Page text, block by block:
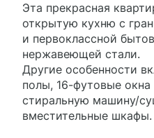
Эта прекрасная
открытую кухню с
и первоклассной
нержавеющей стали.
Другие особенности
полы, 16-футовые окна
стиральную машину/
вместительные шкафы.